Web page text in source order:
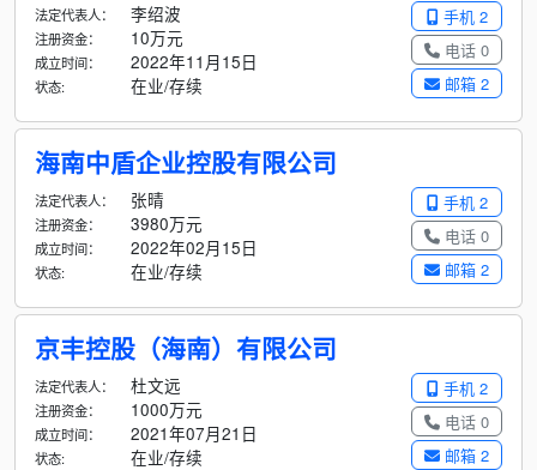
手机 2
电话 0
邮箱 2
法定代表人： 李绍波
注册资金： 10万元
成立时间： 2022年11月15日
状态: 在业/存续
海南中盾企业控股有限公司
手机 2
电话 0
邮箱 2
法定代表人： 张晴
注册资金： 3980万元
成立时间： 2022年02月15日
状态: 在业/存续
京丰控股（海南）有限公司
手机 2
电话 0
邮箱 2
法定代表人： 杜文远
注册资金： 1000万元
成立时间： 2021年07月21日
状态: 在业/存续